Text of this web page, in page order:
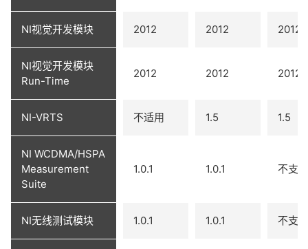
NI视觉开发模块 2012 2012 2012
NI视觉开发模块
Run-Time
2012 2012 2012
NI-VRTS 不适用 1.5 1.5
NI WCDMA/HSPA
Measurement
Suite
1.0.1 1.0.1 不支持
NI无线测试模块 1.0.1 1.0.1 不支持